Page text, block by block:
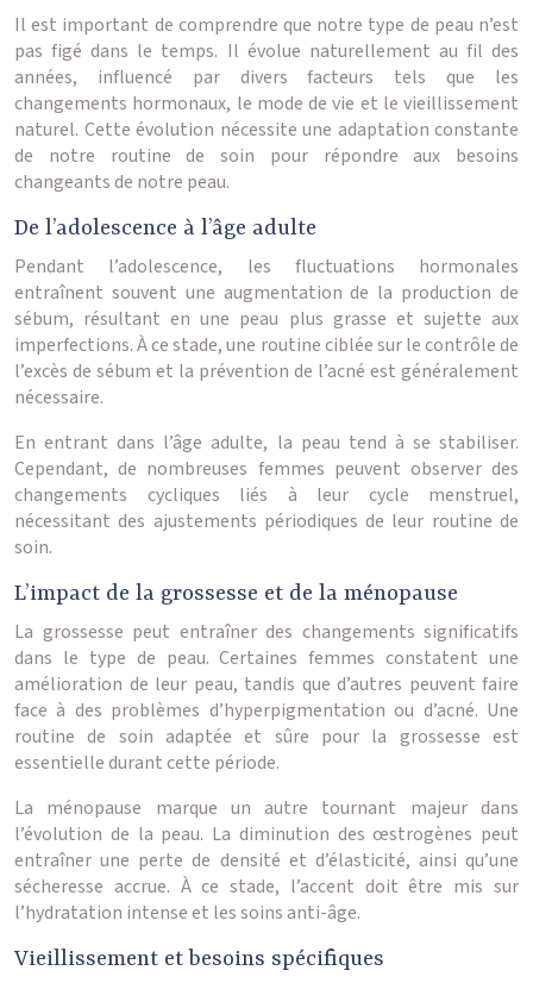
Il est important de comprendre que notre type de peau n’est
pas figé dans le temps. Il évolue naturellement au fil des
années, influencé par divers facteurs tels que les
changements hormonaux, le mode de vie et le vieillissement
naturel. Cette évolution nécessite une adaptation constante
de notre routine de soin pour répondre aux besoins
changeants de notre peau.
De l’adolescence à l’âge adulte
Pendant l’adolescence, les fluctuations hormonales
entraînent souvent une augmentation de la production de
sébum, résultant en une peau plus grasse et sujette aux
imperfections. À ce stade, une routine ciblée sur le contrôle de
l’excès de sébum et la prévention de l’acné est généralement
nécessaire.
En entrant dans l’âge adulte, la peau tend à se stabiliser.
Cependant, de nombreuses femmes peuvent observer des
changements cycliques liés à leur cycle menstruel,
nécessitant des ajustements périodiques de leur routine de
soin.
L’impact de la grossesse et de la ménopause
La grossesse peut entraîner des changements significatifs
dans le type de peau. Certaines femmes constatent une
amélioration de leur peau, tandis que d’autres peuvent faire
face à des problèmes d’hyperpigmentation ou d’acné. Une
routine de soin adaptée et sûre pour la grossesse est
essentielle durant cette période.
La ménopause marque un autre tournant majeur dans
l’évolution de la peau. La diminution des œstrogènes peut
entraîner une perte de densité et d’élasticité, ainsi qu’une
sécheresse accrue. À ce stade, l’accent doit être mis sur
l’hydratation intense et les soins anti-âge.
Vieillissement et besoins spécifiques